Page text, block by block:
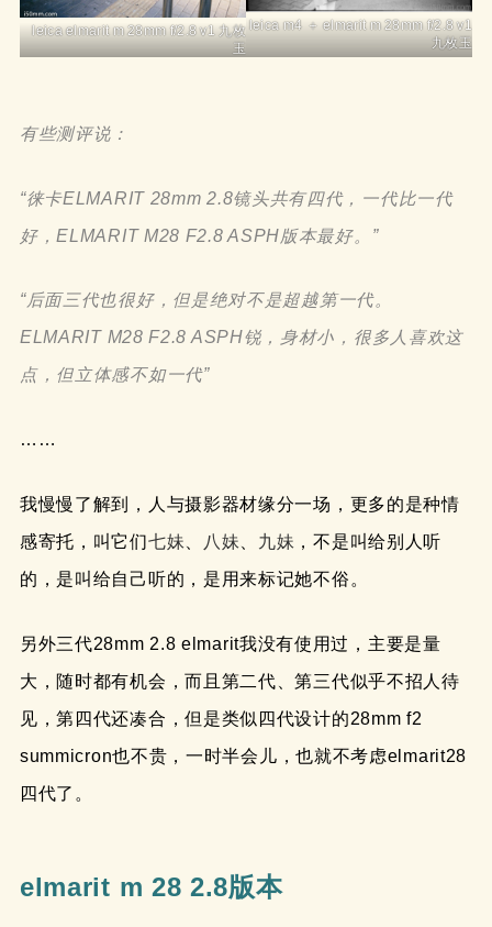
leica elmarit m 28mm f/2.8 v1 九枚
玉
leica m4 ＋ elmarit m 28mm f/2.8 v1
九枚玉
有些测评说：
“徕卡ELMARIT 28mm 2.8镜头共有四代，一代比一代
好，ELMARIT M28 F2.8 ASPH版本最好。”
“后面三代也很好，但是绝对不是超越第一代。
ELMARIT M28 F2.8 ASPH锐，身材小，很多人喜欢这
点，但立体感不如一代”
……
我慢慢了解到，人与摄影器材缘分一场，更多的是种情
感寄托，叫它们七妹 八妹 九妹 ，不是叫给别人听
的，是叫给自己听的，是用来标记她不俗。
另外三代28mm 2.8 elmarit我没有使用过，主要是量
大，随时都有机会，而且第二代、第三代似乎不招人待
见，第四代还凑合，但是类似四代设计的28mm f2
summicron也不贵，一时半会儿，也就不考虑elmarit28
四代了。
elmarit m 28 2.8版本